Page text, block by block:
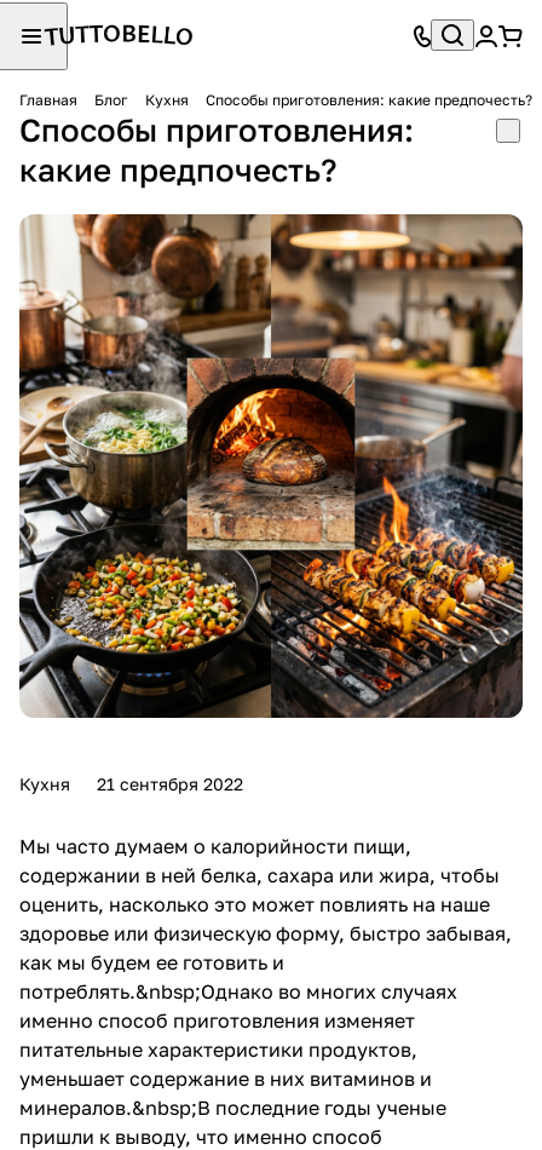
Главная Блог Кухня Способы приготовления: какие предпочесть?
Способы приготовления:
какие предпочесть?
Кухня 21 сентября 2022
Мы часто думаем о калорийности пищи,
содержании в ней белка, сахара или жира, чтобы
оценить, насколько это может повлиять на наше
здоровье или физическую форму, быстро забывая,
как мы будем ее готовить и
потреблять.&nbsp;Однако во многих случаях
именно способ приготовления изменяет
питательные характеристики продуктов,
уменьшает содержание в них витаминов и
минералов.&nbsp;В последние годы ученые
пришли к выводу, что именно способ